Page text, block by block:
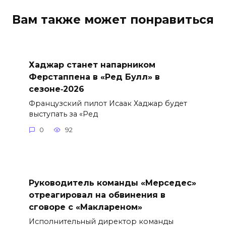
Вам также может понравиться
Хаджар станет напарником
Ферстаппена в «Ред Булл» в
сезоне‑2026
Французский пилот Исаак Хаджар будет
выступать за «Ред
0 92
Руководитель команды «Мерседес»
отреагировал на обвинения в
сговоре с «Маклареном»
Исполнительный директор команды